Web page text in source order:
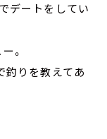
デートをしてい
。
りを教えてあ